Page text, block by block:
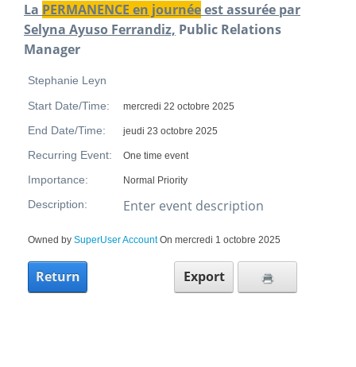
La PERMANENCE en journéeest assurée par
Selyna Ayuso Ferrandiz, Public Relations
Manager
Stephanie Leyn
Start Date/Time: mercredi 22 octobre 2025
End Date/Time: jeudi 23 octobre 2025
Recurring Event: One time event
Importance: Normal Priority
Description: Enter event description
Owned by SuperUser AccountOn mercredi 1 octobre 2025
Return Export